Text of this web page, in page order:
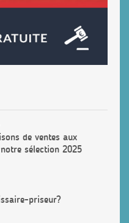
de ventes aux
sélection 2025
priseur?